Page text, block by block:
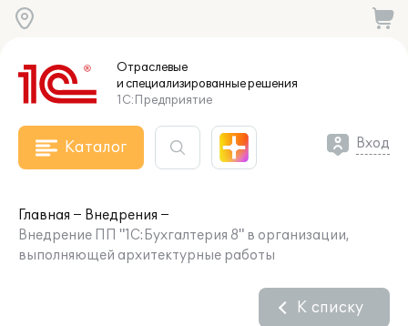
Отраслевые
и специализированныерешения
1С:Предприятие
Каталог Вход
Главная
Внедрения
Внедрение ПП "1С:Бухгалтерия 8" в организации,
выполняющей архитектурные работы
К списку